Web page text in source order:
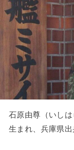
石原由尊（いし
生まれ、兵庫県出